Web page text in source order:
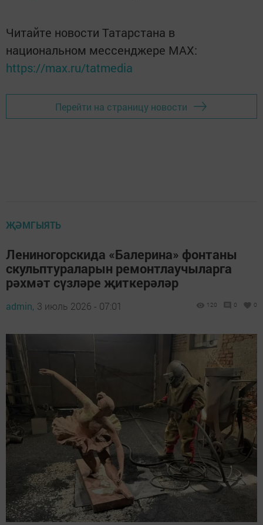
Читайте новости Татарстана в
национальном мессенджере MАХ:
https://max.ru/tatmedia
Перейти на страницу новости
ҖӘМГЫЯТЬ
Лениногорскида «Балерина» фонтаны
скульптураларын ремонтлаучыларга
рәхмәт сүзләре җиткерәләр
admin, 3 июль 2026 - 07:01 120 0 0